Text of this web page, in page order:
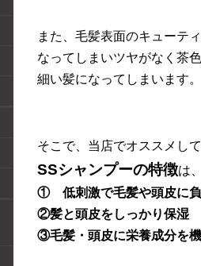
また、毛髪表面のキューテ
なってしまいツヤがなく茶
細い髪になってしまいます。
そこで、当店でオススメし
SSシャンプーの特徴は、
① 低刺激で毛髪や頭皮に負
②髪と頭皮をしっかり保湿
③毛髪・頭皮に栄養成分を